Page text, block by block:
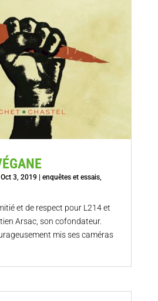
Oct 3, 2019| enquêtes et essais,
et de respect pour L214 et
Arsac, son cofondateur.
mis ses caméras